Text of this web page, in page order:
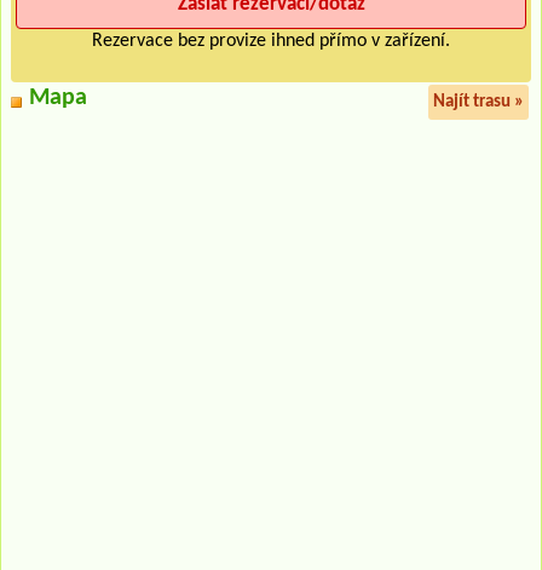
Rezervace bez provize ihned přímo v zařízení.
Mapa Najít trasu »